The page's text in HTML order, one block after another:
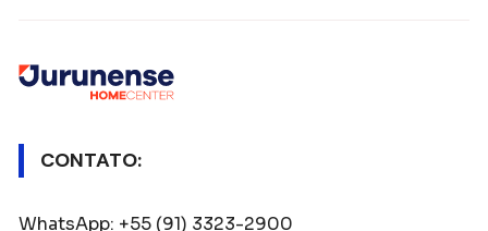
CONTATO:
WhatsApp: +55 (91) 3323-2900